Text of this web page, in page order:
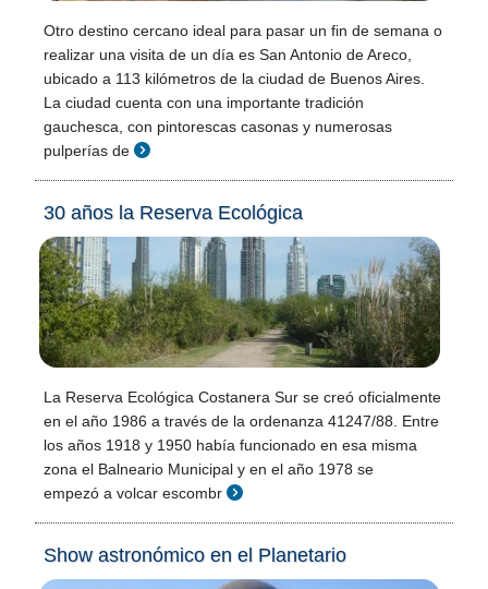
Otro destino cercano ideal para pasar un fin de semana o
realizar una visita de un día es San Antonio de Areco,
ubicado a 113 kilómetros de la ciudad de Buenos Aires.
La ciudad cuenta con una importante tradición
gauchesca, con pintorescas casonas y numerosas
pulperías de
30 años la Reserva Ecológica
La Reserva Ecológica Costanera Sur se creó oficialmente
en el año 1986 a través de la ordenanza 41247/88. Entre
los años 1918 y 1950 había funcionado en esa misma
zona el Balneario Municipal y en el año 1978 se
empezó a volcar escombr
Show astronómico en el Planetario